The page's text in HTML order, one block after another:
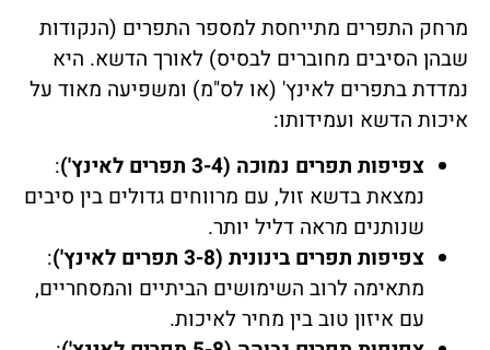
מרחק התפרים מתייחסת למספר התפרים (הנקודות
שבהן הסיבים מחוברים לבסיס) לאורך הדשא. היא
נמדדת בתפרים לאינץ' (או לס"מ) ומשפיעה מאוד על
איכות הדשא ועמידותו:
צפיפות תפרים נמוכה (3-4 תפרים לאינץ')
:
נמצאת בדשא זול, עם מרווחים גדולים בין סיבים
שנותנים מראה דליל יותר.
צפיפות תפרים בינונית (3-8 תפרים לאינץ')
:
מתאימה לרוב השימושים הביתיים והמסחריים,
עם איזון טוב בין מחיר לאיכות.